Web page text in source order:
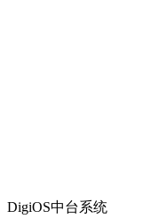
DigiOS中台系统